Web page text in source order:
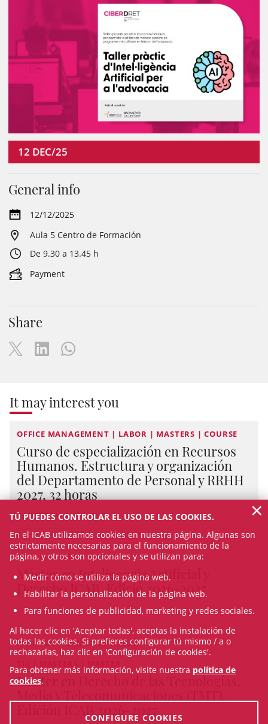
12 DEC/25
General info
12/12/2025
Aula 5 Centro de Formación
De 9.30 a 13.45 h
Payment
Share
It may interest you
OFFICE MANAGEMENT | LABOR | MASTERS | COURSE
Curso de especialización en Recursos
Humanos. Estructura y organización
del Departamento de Personal y RRHH
2027, 32 horas
IN-PERSON & ON-LINE
From 01/15/2027 to 05/21/2027
TIC | MASTERS | MASTER
Máster en Inteligencia Artificial y
Derecho ICAB, Edició 2026-2027
From 10/06/2026 to 06/17/2027
Máster en Derecho de las Tecnologías,
TÚ PUEDES CONTROLAR EL USO DE LAS COOKIES.
En el ICAB utilizamos cookies en nuestra página. Algunas son
estrictamente necesarias para el funcionamiento de la
página, y otros son opcionales y se utilizan para:
Medir cómo se utiliza la página web.
Habilitar la personalización de la página web.
Para funciones de publicidad, marketing y redes sociales.
Al hacer clic en 'Aceptar todas', aceptas la instalación de
todas las cookies. Si prefieres configurar tú mismo / a o
rechazarlas, haz clic en 'Configuración de cookies'.
Para obtener más información, visite nuestra política de
cookies.
CONFIGURE COOKIES
×